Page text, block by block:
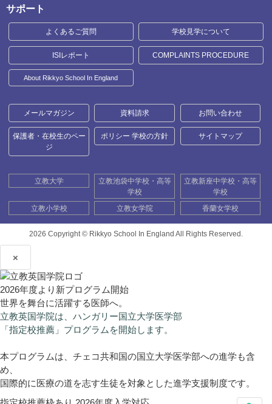
サポート
よくあるご質問 学校見学について
ISIレポート COMPLAINTS PROCEDURE
About Rikkyo School In England
メールマガジン 資料請求 お問い合わせ
保護者・在校生のペー
ジ
ポリシー 学校の方針 サイトマップ
立教大学
立教池袋中学校・高等
学校
立教新座中学校・高等
学校
立教小学校
立教女学院 香蘭女学校
2026 Copyright © Rikkyo School In England All Rights Reserved.
×
2026年度より新プログラム開始
世界を舞台に活躍する医師へ。
立教英国学院は、ハンガリー国立大学医学部
「指定校推薦」プログラムを開始します。
本プログラムは、チェコ共和国の国立大学医学部への進学も含
め、
国際的に医療の道を志す生徒を対象とした進学支援制度です。